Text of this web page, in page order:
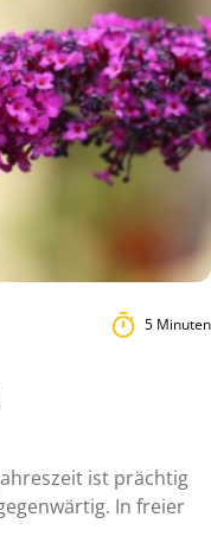
5 Minuten
ist prächtig
In freier